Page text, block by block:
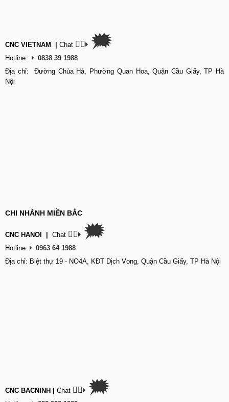
CNC VIETNAM Chat 👉🏽 🗯
Hotline:
0838 39 1988
Địa chỉ: Đường Chùa Hà, Phường Quan Hoa, Quận Cầu Giấy, TP Hà
Nội
CHI NHÁNH MIỀN BẮC
CNC HANOI Chat 👉🏽 🗯
Hotline:
0963 64 1988
Địa chỉ: Biệt thự 19 - NO4A, KĐT Dịch Vọng, Quận Cầu Giấy, TP Hà Nội
CNC BACNINH Chat 👉🏽 🗯